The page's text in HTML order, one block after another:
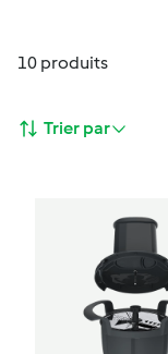
10 produits
Trier par